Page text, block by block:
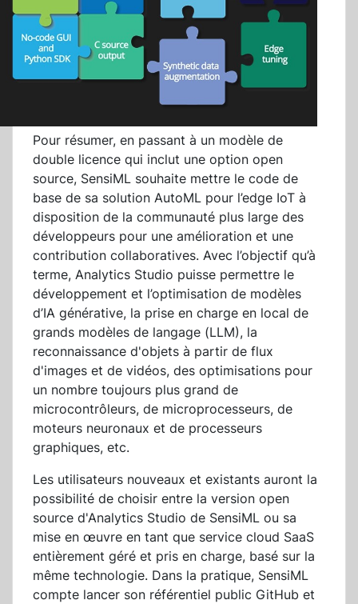
Pour résumer, en passant à un modèle de
double licence qui inclut une option open
source, SensiML souhaite mettre le code de
base de sa solution AutoML pour l’edge IoT à
disposition de la communauté plus large des
développeurs pour une amélioration et une
contribution collaboratives. Avec l’objectif qu’à
terme, Analytics Studio puisse permettre le
développement et l’optimisation de modèles
d’IA générative, la prise en charge en local de
grands modèles de langage (LLM), la
reconnaissance d'objets à partir de flux
d'images et de vidéos, des optimisations pour
un nombre toujours plus grand de
microcontrôleurs, de microprocesseurs, de
moteurs neuronaux et de processeurs
graphiques, etc.
Les utilisateurs nouveaux et existants auront la
possibilité de choisir entre la version open
source d'Analytics Studio de SensiML ou sa
mise en œuvre en tant que service cloud SaaS
entièrement géré et pris en charge, basé sur la
même technologie. Dans la pratique, SensiML
compte lancer son référentiel public GitHub et